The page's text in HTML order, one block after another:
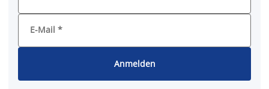
E-Mail *
Anmelden